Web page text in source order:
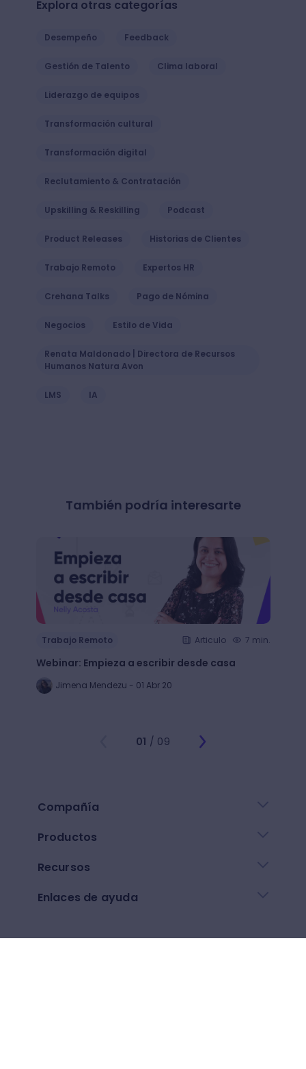
Explora otras categorías
Desempeño Feedback
Gestión de Talento Clima laboral
Liderazgo de equipos
Transformación cultural
Transformación digital
Reclutamiento & Contratación
Upskilling & Reskilling Podcast
Product Releases Historias de Clientes
Trabajo Remoto Expertos HR
Crehana Talks Pago de Nómina
Negocios Estilo de Vida
Renata Maldonado | Directora de Recursos
Humanos Natura Avon
LMS IA
También podría interesarte
Trabajo Remoto Articulo 7 min.
Webinar: Empieza a escribir desde casa
Jimena Mendezu - 01 Abr 20
01 / 09
Compañía
Productos
Recursos
Enlaces de ayuda